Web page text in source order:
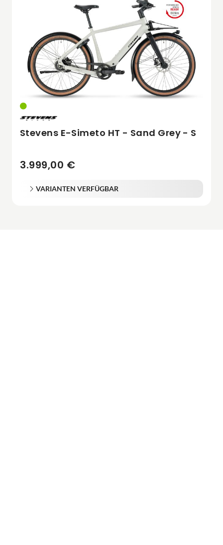
Stevens E-Simeto HT - Sand Grey - S
3.999,00 €
VARIANTEN VERFÜGBAR